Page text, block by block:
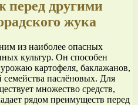
перед другими
жука
из наиболее опасных
культур. Он способен
картофеля, баклажанов,
паслёновых. Для
множество средств,
рядом преимуществ перед